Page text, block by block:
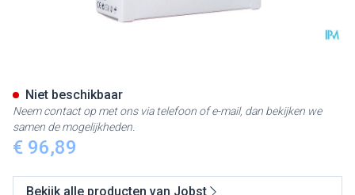
€ 96,89
Niet beschikbaar
Neem contact op met ons via telefoon of e-mail, dan bekijken we
samen de mogelijkheden.
Bekijk alle producten van Jobst